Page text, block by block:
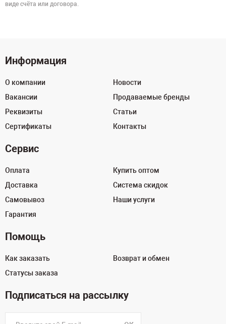
виде счёта или договора.
Информация
О компании
Вакансии
Реквизиты
Сертификаты
Новости
Продаваемые бренды
Статьи
Контакты
Сервис
Оплата
Доставка
Самовывоз
Гарантия
Купить оптом
Система скидок
Наши услуги
Помощь
Как заказать
Статусы заказа
Возврат и обмен
Подписаться на рассылку